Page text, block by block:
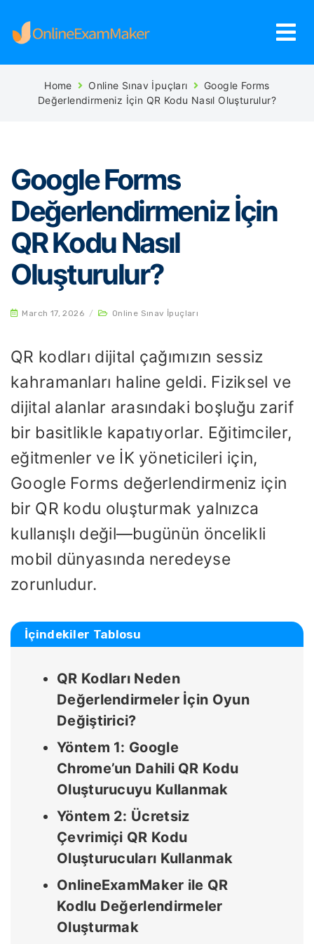
Home Online Sınav İpuçları
Google Forms
Değerlendirmeniz İçin QR Kodu Nasıl Oluşturulur?
Google Forms
Değerlendirmeniz İçin
QR Kodu Nasıl
Oluşturulur?
March 17, 2026 / Online Sınav İpuçları
QR kodları dijital çağımızın sessiz
kahramanları haline geldi. Fiziksel ve
dijital alanlar arasındaki boşluğu zarif
bir basitlikle kapatıyorlar. Eğitimciler,
eğitmenler ve İK yöneticileri için,
Google Forms değerlendirmeniz için
bir QR kodu oluşturmak yalnızca
kullanışlı değil—bugünün öncelikli
mobil dünyasında neredeyse
zorunludur.
İçindekiler Tablosu
QR Kodları Neden
Değerlendirmeler İçin Oyun
Değiştirici?
Yöntem 1: Google
Chrome’un Dahili QR Kodu
Oluşturucuyu Kullanmak
Yöntem 2: Ücretsiz
Çevrimiçi QR Kodu
Oluşturucuları Kullanmak
OnlineExamMaker ile QR
Kodlu Değerlendirmeler
Oluşturmak